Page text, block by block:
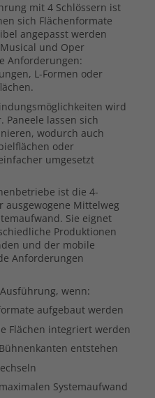
mit 4 Schlössern ist
sich Flächenformate
angepasst werden
und Oper
Anforderungen:
L-Formen oder
wird
lassen sich
wodurch auch
oder
umgesetzt
ist die 4-
ausgewogene Mittelweg
Sie eignet
Produktionen
und der mobile
Anforderungen
wenn:
aufgebaut werden
Flächen integriert werden
entstehen
Systemaufwand